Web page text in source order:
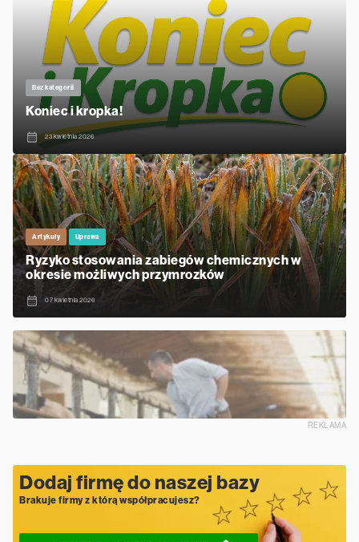
Bez kategorii
Koniec i kropka!
23 kwietnia 2026
Artykuły Uprawa
Ryzyko stosowania zabiegów chemicznych w
okresie możliwych przymrozków
07 kwietnia 2026
REKLAMA
Dodaj firmę do naszej bazy
Brakuje firmy z którą współpracujesz?